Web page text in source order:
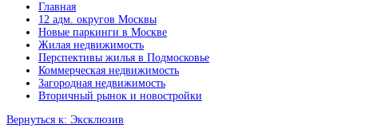
Главная
12 адм. округов Москвы
Новые паркинги в Москве
Жилая недвижимость
Перспективы жилья в Подмосковье
Коммерческая недвижимость
Загородная недвижимость
Вторичный рынок и новостройки
Вернуться к: Эксклюзив